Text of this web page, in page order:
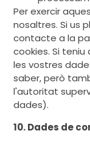
Per exercir
nosaltres. Si us
contacte a la
cookies. Si
les vostres
saber, però
l'autoritat
dades).
10. Dades de